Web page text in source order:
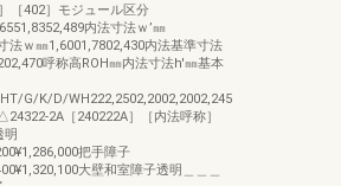
［402］モジュール区分
内法寸法ｗ’㎜
法ｗ㎜1,6001,7802,430内法基準寸法
呼称高ROH㎜内法寸法h'㎜基本
G/K/D/WH222,2502,2002,2002,245
2A［240222A］［内法呼称］
明
把手障子
大壁和室障子透明＿＿＿